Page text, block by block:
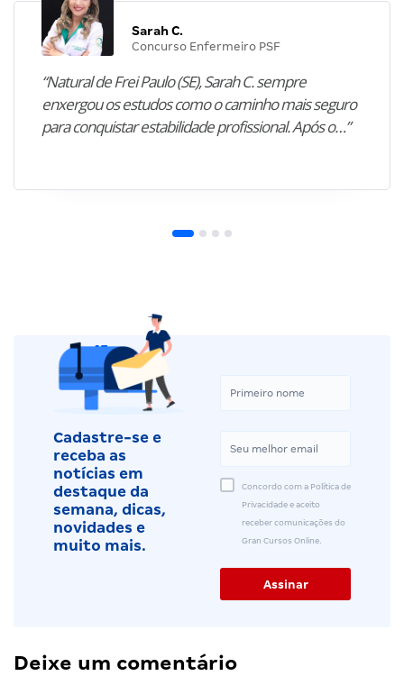
Sarah C.
Concurso Enfermeiro PSF
“Natural de Frei Paulo (SE), Sarah C. sempre
enxergou os estudos como o caminho mais seguro
para conquistar estabilidade profissional. Após o…”
Cadastre-se e
receba as
notícias em
destaque da
semana, dicas,
novidades e
muito mais.
Concordo com a Política de
Privacidade e aceito
receber comunicações do
Gran Cursos Online.
Deixe um comentário